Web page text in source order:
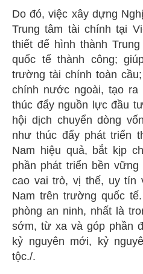
Do đó, việc xây dựng
Trung tâm tài chính tại
thiết để hình thành
quốc tế thành công;
trường tài chính toàn
chính nước ngoài, tạo
thúc đẩy nguồn lực đầu
hội dịch chuyển dòng
như thúc đẩy phát triển
Nam hiệu quả, bắt kịp
phần phát triển bền
cao vai trò, vị thế, uy tín
Nam trên trường quốc
phòng an ninh, nhất là
sớm, từ xa và góp phần
kỷ nguyên mới, kỷ
tộc./.